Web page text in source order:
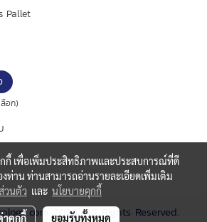
Pallet
อก)
2026. All Rights Reserved.
กกี้ เพื่อเพิ่มประสิทธิภาพและประสบการณ์ที่ดี
งท่าน ท่านสามารถอ่านรายละเอียดเพิ่มเติม
วนตัว และ นโยบายคุกกี้
าคุกกี้ ยอมรับทั้งหมด